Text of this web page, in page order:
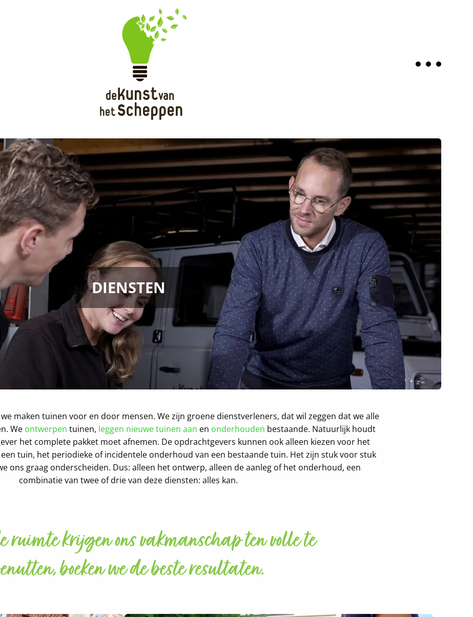
DIENSTEN
maken tuinen voor en door mensen. We zijn groene dienstverleners, dat wil zeggen dat we alle
We ontwerpen tuinen, leggen nieuwe tuinen aan en onderhouden bestaande. Natuurlijk houdt
het complete pakket moet afnemen. De opdrachtgevers kunnen ook alleen kiezen voor het
tuin, het periodieke of incidentele onderhoud van een bestaande tuin. Het zijn stuk voor stuk
ons graag onderscheiden. Dus: alleen het ontwerp, alleen de aanleg of het onderhoud, een
combinatie van twee of drie van deze diensten: alles kan.
ruimte krijgen ons vakmanschap ten volle te
boeken we de beste resultaten.